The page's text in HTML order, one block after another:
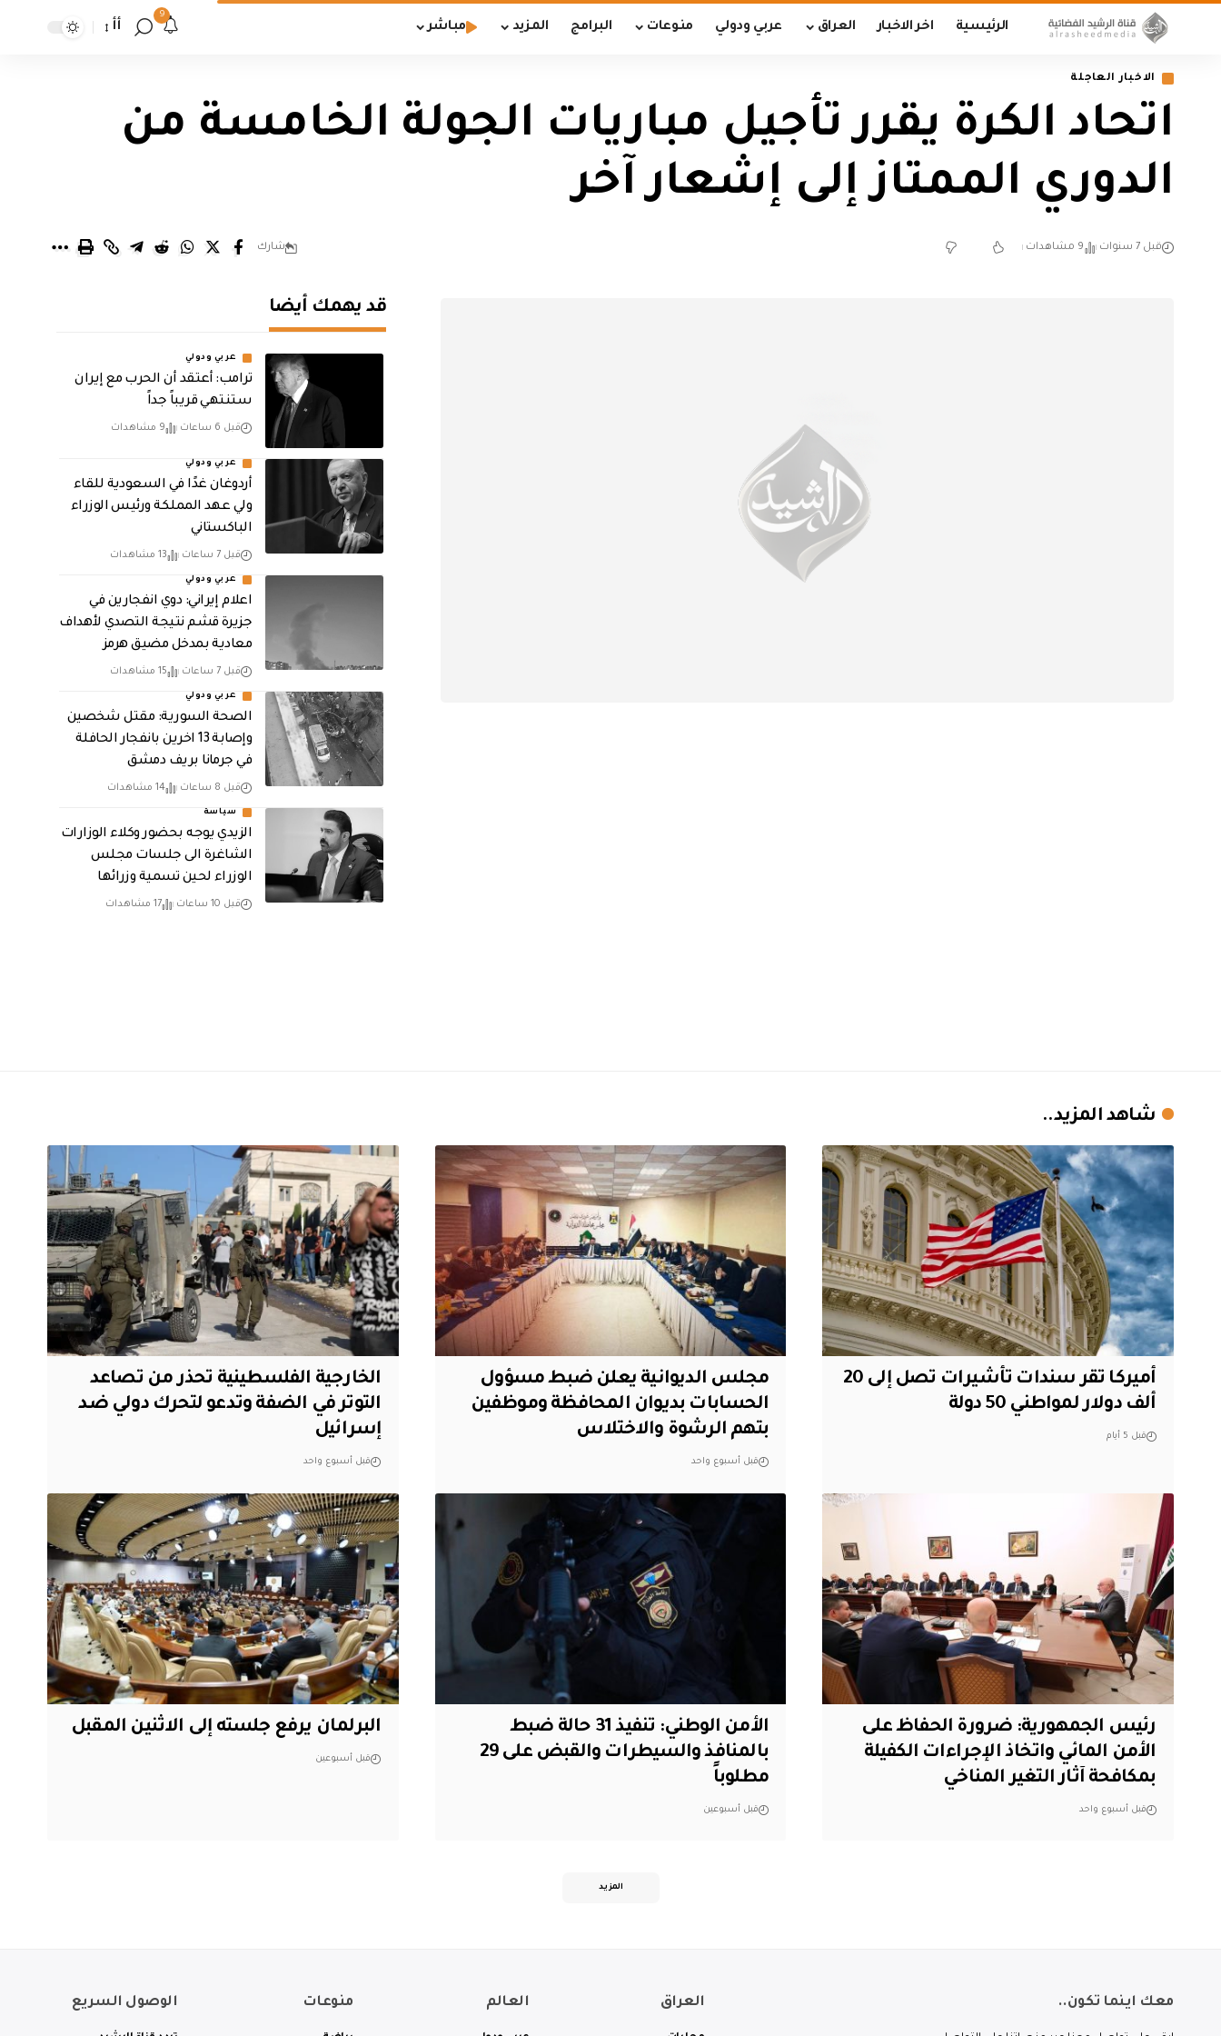
الرئيسية اخر الاخبار العراق عربي ودولي منوعات البرامج المزيد مباشر
9
أأ
الاخبار العاجلة
اتحاد الكرة يقرر تأجيل مباريات الجولة الخامسة من
الدوري الممتاز إلى إشعار آخر
قبل 7 سنوات 9 مشاهدات شارك
قد يهمك أيضا
عربي ودولي
‏ترامب: أعتقد أن الحرب مع إيران
ستنتهي قريباً جداً
قبل 6 ساعات 9 مشاهدات
عربي ودولي
أردوغان غدًا في السعودية للقاء
ولي عهد المملكة ورئيس الوزراء
الباكستاني
قبل 7 ساعات 13 مشاهدات
عربي ودولي
اعلام إيراني: دوي انفجارين في
جزيرة قشم نتيجة التصدي لأهداف
معادية بمدخل مضيق هرمز
قبل 7 ساعات 15 مشاهدات
عربي ودولي
الصحة السورية: مقتل شخصين
وإصابة 13 اخرين بانفجار الحافلة
في جرمانا بريف دمشق
قبل 8 ساعات 14 مشاهدات
سياسة
الزيدي يوجه بحضور وكلاء الوزارات
الشاغرة الى جلسات مجلس
الوزراء لحين تسمية وزرائها
قبل 10 ساعات 17 مشاهدات
شاهد المزيد..
أميركا تقر سندات تأشيرات تصل إلى 20
ألف دولار لمواطني 50 دولة
قبل 5 أيام
مجلس الديوانية يعلن ضبط مسؤول
الحسابات بديوان المحافظة وموظفين
بتهم الرشوة والاختلاس
قبل أسبوع واحد
الخارجية الفلسطينية تحذر من تصاعد
التوتر في الضفة وتدعو لتحرك دولي ضد
إسرائيل
قبل أسبوع واحد
رئيس الجمهورية: ضرورة الحفاظ على
الأمن المائي واتخاذ الإجراءات الكفيلة
بمكافحة آثار التغير المناخي
قبل أسبوع واحد
الأمن الوطني: تنفيذ 31 حالة ضبط
بالمنافذ والسيطرات والقبض على 29
مطلوباً
قبل أسبوعين
البرلمان يرفع جلسته إلى الاثنين المقبل
قبل أسبوعين
المزيد
معك اينما تكون.. العراق العالم منوعات الوصول السريع